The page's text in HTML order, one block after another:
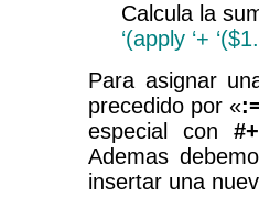
Calcula la
‘(apply ‘+
Para asignar
precedido por «
especial con
Ademas
insertar una